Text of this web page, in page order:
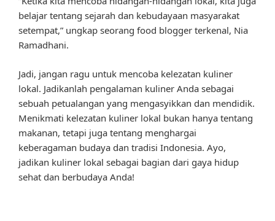
belajar tentang sejarah dan kebudayaan masyarakat
setempat,” ungkap seorang food blogger terkenal, Nia
Ramadhani.
Jadi, jangan ragu untuk mencoba kelezatan kuliner
lokal. Jadikanlah pengalaman kuliner Anda sebagai
sebuah petualangan yang mengasyikkan dan mendidik.
Menikmati kelezatan kuliner lokal bukan hanya tentang
makanan, tetapi juga tentang menghargai
keberagaman budaya dan tradisi Indonesia. Ayo,
jadikan kuliner lokal sebagai bagian dari gaya hidup
sehat dan berbudaya Anda!